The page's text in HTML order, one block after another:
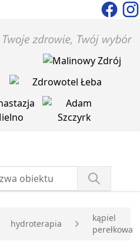
hydroterapia
kąpiel
perełkowa